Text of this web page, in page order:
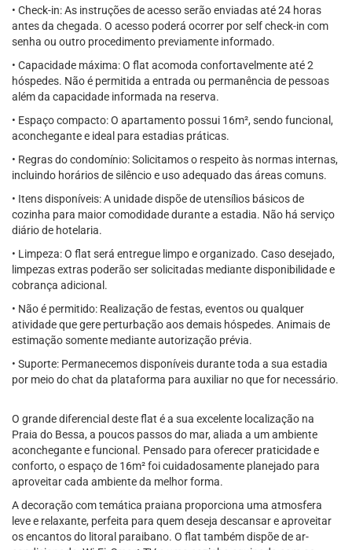
• Check-in: As instruções de acesso serão enviadas até 24 horas
antes da chegada. O acesso poderá ocorrer por self check-in com
senha ou outro procedimento previamente informado.
• Capacidade máxima: O flat acomoda confortavelmente até 2
hóspedes. Não é permitida a entrada ou permanência de pessoas
além da capacidade informada na reserva.
• Espaço compacto: O apartamento possui 16m², sendo funcional,
aconchegante e ideal para estadias práticas.
• Regras do condomínio: Solicitamos o respeito às normas internas,
incluindo horários de silêncio e uso adequado das áreas comuns.
• Itens disponíveis: A unidade dispõe de utensílios básicos de
cozinha para maior comodidade durante a estadia. Não há serviço
diário de hotelaria.
• Limpeza: O flat será entregue limpo e organizado. Caso desejado,
limpezas extras poderão ser solicitadas mediante disponibilidade e
cobrança adicional.
• Não é permitido: Realização de festas, eventos ou qualquer
atividade que gere perturbação aos demais hóspedes. Animais de
estimação somente mediante autorização prévia.
• Suporte: Permanecemos disponíveis durante toda a sua estadia
por meio do chat da plataforma para auxiliar no que for necessário.
O grande diferencial deste flat é a sua excelente localização na
Praia do Bessa, a poucos passos do mar, aliada a um ambiente
aconchegante e funcional. Pensado para oferecer praticidade e
conforto, o espaço de 16m² foi cuidadosamente planejado para
aproveitar cada ambiente da melhor forma.
A decoração com temática praiana proporciona uma atmosfera
leve e relaxante, perfeita para quem deseja descansar e aproveitar
os encantos do litoral paraibano. O flat também dispõe de ar-